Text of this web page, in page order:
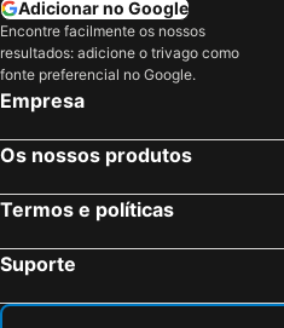
Monaco Suites Hotel
Hotel Myriam
Adicionar no Google
Encontre facilmente os nossos
resultados: adicione o trivago como
fonte preferencial no Google.
Empresa
Os nossos produtos
Termos e políticas
Suporte